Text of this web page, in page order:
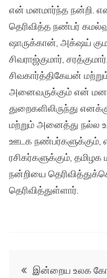
என் மனமார்ந்த நன்றி.
தெரிவித்த நண்பர்
ஷாருக்கான், அக்‌ஷய்
சிவராஜ்குமார்,
சிவகார்த்திகேயன்
அனைவருக்கும் என்
துறைகளிலிருந்து
மற்றும் அனைத்து நல்ல
ஊடக
ரசிகர்களுக்கும்,
நன்றியை
தெரிவித்துள்ளார்.
Postஇன்றைய உலக